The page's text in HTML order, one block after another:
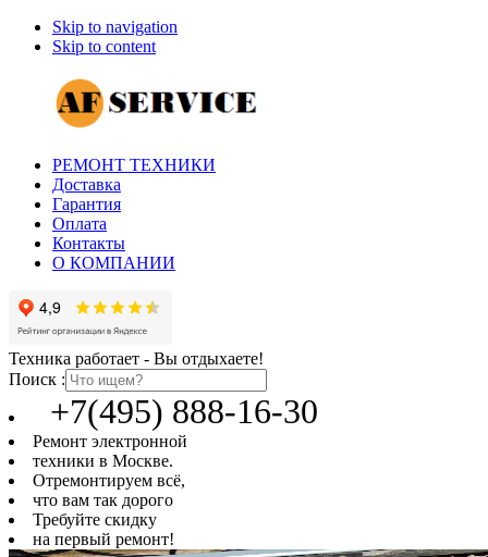
Skip to navigation
Skip to content
РЕМОНТ ТЕХНИКИ
Доставка
Гарантия
Оплата
Контакты
О КОМПАНИИ
Техника работает - Вы отдыхаете!
Поиск :
+7(495) 888-16-30
Ремонт электронной
техники в Москве.
Отремонтируем всё,
что вам так дорого
Требуйте скидку
на первый ремонт!